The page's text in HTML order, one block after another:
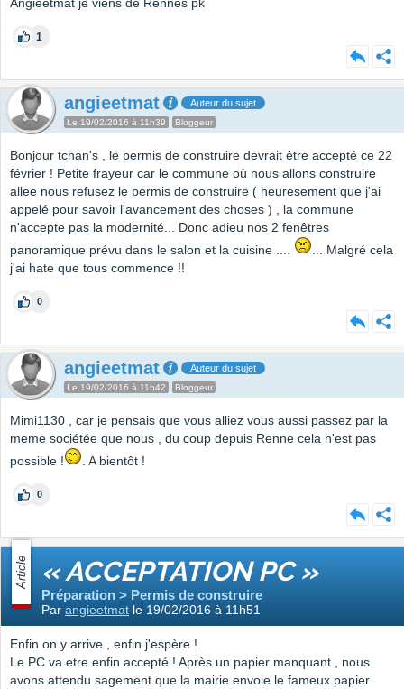
Angieetmat je viens de Rennes pk
1
angieetmat Auteur du sujet
Le 19/02/2016 à 11h39 Bloggeur
Bonjour tchan's , le permis de construire devrait être accepté ce 22
février ! Petite frayeur car le commune où nous allons construire
allee nous refusez le permis de construire ( heuresement que j'ai
appelé pour savoir l'avancement des choses ) , la commune
n'accepte pas la modernité... Donc adieu nos 2 fenêtres
panoramique prévu dans le salon et la cuisine ....
... Malgré cela
j'ai hate que tous commence !!
0
angieetmat Auteur du sujet
Le 19/02/2016 à 11h42 Bloggeur
Mimi1130 , car je pensais que vous alliez vous aussi passez par la
meme sociétée que nous , du coup depuis Renne cela n'est pas
possible !
. A bientôt !
0
Article « ACCEPTATION PC »
Préparation > Permis de construire
Par angieetmat le 19/02/2016 à 11h51
Enfin on y arrive , enfin j'espère !
Le PC va etre enfin accepté ! Après un papier manquant , nous
avons attendu sagement que la mairie envoie le fameux papier